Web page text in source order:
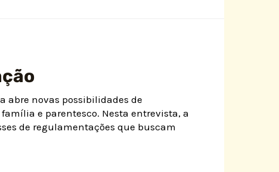
abre novas possibilidades de
e parentesco. Nesta entrevista, a
de regulamentações que buscam